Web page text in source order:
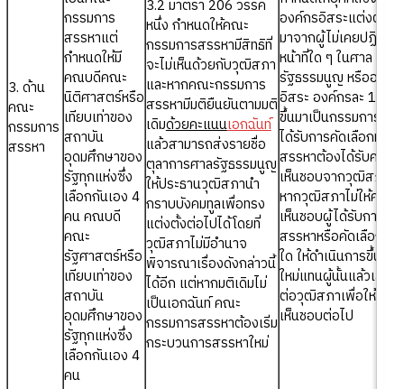
3. ด้าน
คณะ
กรรมการ
สรรหา
กรรมการ
สรรหาแต่
กำหนดให้มี
คณบดีคณะ
นิติศาสตร์หรือ
เทียบเท่าของ
สถาบัน
อุดมศึกษาของ
รัฐทุกแห่งซึ่ง
เลือกกันเอง 4
คน คณบดี
คณะ
รัฐศาสตร์หรือ
เทียบเท่าของ
สถาบัน
อุดมศึกษาของ
รัฐทุกแห่งซึ่ง
เลือกกันเอง 4
คน
3.2 มาตรา 206 วรรค
หนึ่ง กำหนดให้คณะ
กรรมการสรรหามีสิทธิที่
จะไม่เห็นด้วยกับวุฒิสภา
และหากคณะกรรมการ
สรรหามีมติยืนยันตามมติ
เดิมด้วยคะแนนเอกฉันท์
แล้วสามารถส่งรายชื่อ
ตุลาการศาลรัฐธรรมนูญ
ให้ประธานวุฒิสภานำ
กราบบังคมทูลเพื่อทรง
แต่งตั้งต่อไปได้โดยที่
วุฒิสภาไม่มีอำนาจ
พิจารณาเรื่องดังกล่าวนี้
ได้อีก แต่หากมติเดิมไม่
เป็นเอกฉันท์ คณะ
กรรมการสรรหาต้องเริ่ม
กระบวนการสรรหาใหม่
องค์กรอิสระแต่งตั้งขึ้น
มาจากผู้ไม่เคยปฏิบัติ
หน้าที่ใด ๆ ในศาล
รัฐธรรมนูญ หรือองค์
อิสระ องค์กรละ 1 คน
ขึ้นมาเป็นกรรมการแทน้
ได้รับการคัดเลือกหรือ
สรรหาต้องได้รับความ
เห็นชอบจากวุฒิสภา
หากวุฒิสภาไม่ให้ความ
เห็นชอบผู้ได้รับการ
สรรหาหรือคัดเลือกราย
ใด ให้ดำเนินการขึ้นมา
ใหม่แทนผู้นั้นแล้วเสนอ
ต่อวุฒิสภาเพื่อให้ความ
เห็นชอบต่อไป